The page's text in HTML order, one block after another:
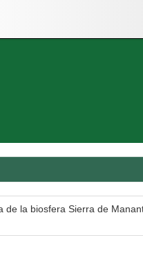
la biosfera Sierra de